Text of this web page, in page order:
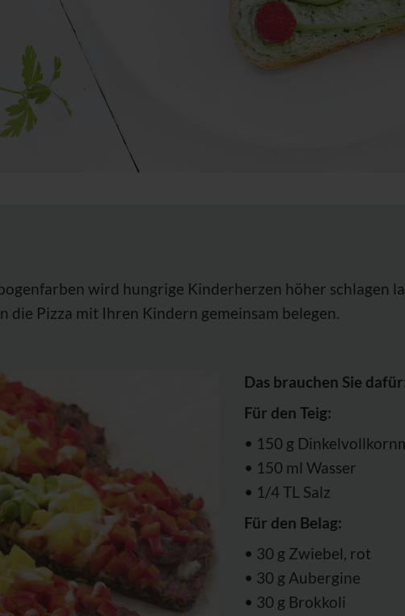
wird hungrige Kinderherzen höher schlagen
die Pizza mit Ihren Kindern gemeinsam belegen.
Das brauchen Sie
Für den Teig:
• 150 g
• 150 ml Wasser
• 1/4 TL Salz
Für den Belag:
• 30 g Zwiebel, rot
• 30 g Aubergine
• 30 g Brokkoli